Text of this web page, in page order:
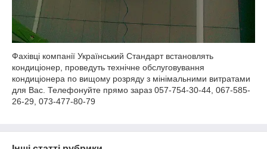
Фахівці компанії Український Стандарт встановлять
кондиціонер, проведуть технічне обслуговування
кондиціонера по вищому розряду з мінімальними витратами
для Вас. Телефонуйте прямо зараз 057-754-30-44, 067-585-
26-29, 073-477-80-79